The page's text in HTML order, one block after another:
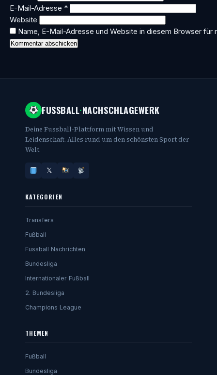
E-Mail-Adresse *
Website
Name, E-Mail-Adresse und Website in diesem Browser für
FUSSBALL·NACHSCHLAGEWERK
Deine Fussball-Plattform mit Wissen und
Leidenschaft. Alles rund um den schönsten Sport der
Welt.
𝕏
KATEGORIEN
Transfers
Fußball
Fussball Nachrichten
Bundesliga
Internationaler Fußball
2. Bundesliga
Champions League
THEMEN
Fußball
Bundesliga